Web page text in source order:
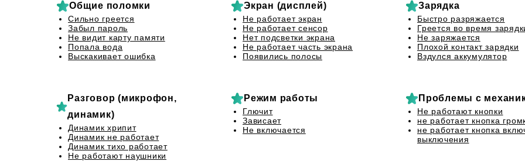
Общие поломки
Сильно греется
Забыл пароль
Не видит карту памяти
Попала вода
Выскакивает ошибка
Экран (дисплей)
Не работает экран
Не работает сенсор
Нет подсветки экрана
Не работает часть экрана
Появились полосы
Зарядка
Быстро разряжается
Греется во время
Не заряжается
Плохой контакт зарядки
Вздулся аккумулятор
Разговор (микрофон,
динамик)
Динамик хрипит
Динамик не работает
Динамик тихо работает
Не работают наушники
Режим работы
Глючит
Зависает
Не включается
Проблемы с
Не работают кнопки
не работает кнопка
не работает кнопка
выключения